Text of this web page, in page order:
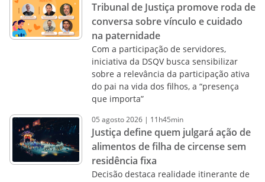
Tribunal de Justiça promove roda de
conversa sobre vínculo e cuidado
na paternidade
Com a participação de servidores,
iniciativa da DSQV busca sensibilizar
sobre a relevância da participação ativa
do pai na vida dos filhos, a “presença
que importa”
05 agosto2026 | 11h45min
Justiça define quem julgará ação de
alimentos de filha de circense sem
residência fixa
Decisão destaca realidade itinerante de